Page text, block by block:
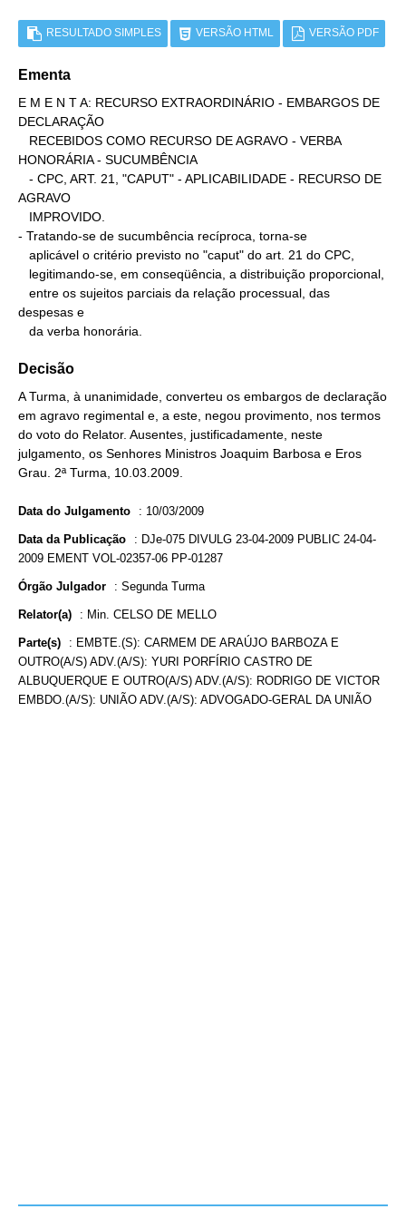
RESULTADO SIMPLES VERSÃO HTML VERSÃO PDF
Ementa
E M E N T A: RECURSO EXTRAORDINÁRIO - EMBARGOS DE
DECLARAÇÃO
HONORÁRIA - SUCUMBÊNCIA
AGRAVO
- Tratando-se de sucumbência recíproca, torna-se
despesas e
   da verba honorária.
Decisão
A Turma, à unanimidade, converteu os embargos de declaração
em agravo regimental e, a este, negou provimento, nos termos
do voto do Relator. Ausentes, justificadamente, neste
julgamento, os Senhores Ministros Joaquim Barbosa e Eros
Grau. 2ª Turma, 10.03.2009.
Data do Julgamento : 10/03/2009
Data da Publicação : DJe-075 DIVULG 23-04-2009 PUBLIC 24-04-
2009 EMENT VOL-02357-06 PP-01287
Órgão Julgador : Segunda Turma
Relator(a) : Min. CELSO DE MELLO
Parte(s) : EMBTE.(S): CARMEM DE ARAÚJO BARBOZA E
OUTRO(A/S) ADV.(A/S): YURI PORFÍRIO CASTRO DE
ALBUQUERQUE E OUTRO(A/S) ADV.(A/S): RODRIGO DE VICTOR
EMBDO.(A/S): UNIÃO ADV.(A/S): ADVOGADO-GERAL DA UNIÃO